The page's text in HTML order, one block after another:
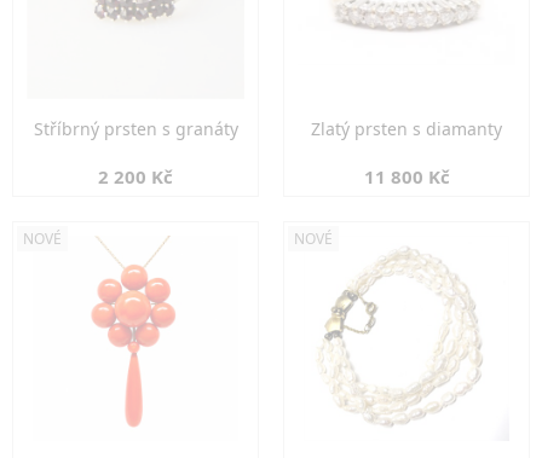
Stříbrný prsten s granáty
2 200 Kč
Zlatý prsten s diamanty
11 800 Kč
NOVÉ NOVÉ